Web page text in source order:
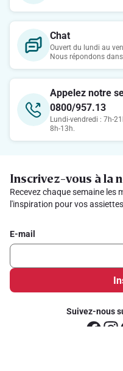
Chat
Ouvert du lundi au
Nous répondons
Appelez notre
0800/957.13
Lundi-vendredi : 7h-
8h-13h.
Inscrivez-vous à la
Recevez chaque semaine les
l'inspiration pour vos
E-mail
Suivez-nous